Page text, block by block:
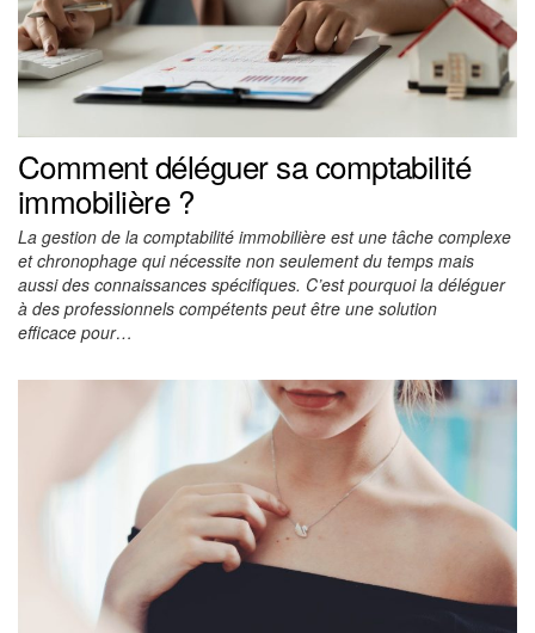
Comment déléguer sa comptabilité
immobilière ?
La gestion de la comptabilité immobilière est une tâche complexe
et chronophage qui nécessite non seulement du temps mais
aussi des connaissances spécifiques. C’est pourquoi la déléguer
à des professionnels compétents peut être une solution
efficace pour…